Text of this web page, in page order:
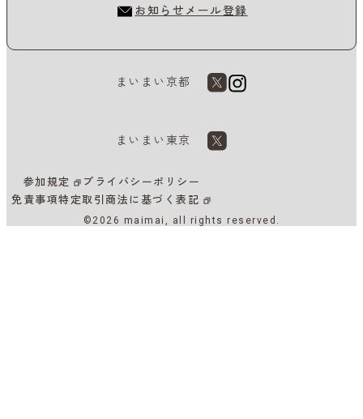
お知らせメール登録
まいまい京都
まいまい東京
参加規定
プライバシーポリシー
免責事項特定取引商法に基づく表記
©2026 maimai, all rights reserved.